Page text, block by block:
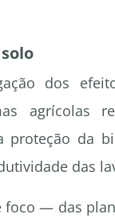
dos
agrícolas
proteção da
das
foco — das